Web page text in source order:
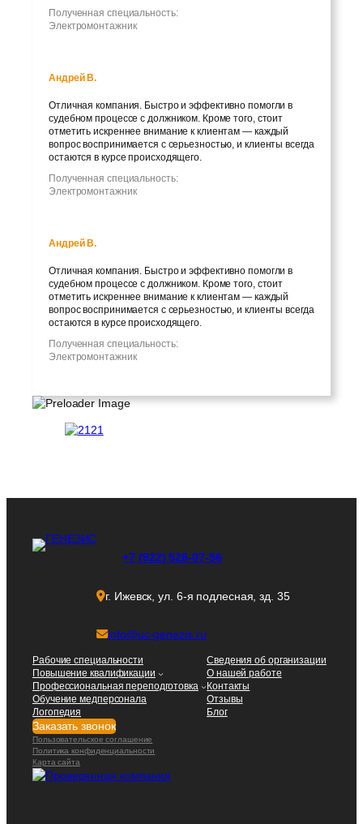
Полученная специальность:
Электромонтажник
Андрей В.
Отличная компания. Быстро и эффективно помогли в
судебном процессе с должником. Кроме того, стоит
отметить искреннее внимание к клиентам — каждый
вопрос воспринимается с серьезностью, и клиенты всегда
остаются в курсе происходящего.
Полученная специальность:
Электромонтажник
Андрей В.
Отличная компания. Быстро и эффективно помогли в
судебном процессе с должником. Кроме того, стоит
отметить искреннее внимание к клиентам — каждый
вопрос воспринимается с серьезностью, и клиенты всегда
остаются в курсе происходящего.
Полученная специальность:
Электромонтажник
+7 (922) 528-07-56
г. Ижевск, ул. 6-я подлесная, зд. 35
info@uc-genezis.ru
Рабочие специальности
Повышение квалификации
Профессиональная переподготовка
Обучение медперсонала
Логопедия
Сведения об организации
О нашей работе
Контакты
Отзывы
Блог
Заказать звонок
Пользовательское соглашение
Политика конфиденциальности
Карта сайта